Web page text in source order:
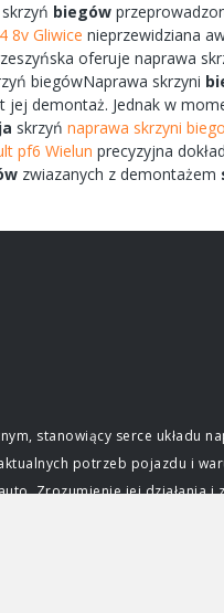
skrzyń biegów
8v Gliwice nieprzewidziana
oferuje naprawa
biegówNaprawa skrzyni
jej demontaż. Jednak w
skrzyń naprawa skrzyni
pf6 Wielun precyzyjna
zwiazanych z demontażem
stanowiący serce układu
potrzeb pojazdu i
Zrozumienie jej działania